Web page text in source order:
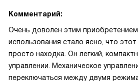
Комментарий:
Очень доволен этим
использования стало ясно, что
просто находка. Он легкий,
управлении. Механическое
переключаться между двумя